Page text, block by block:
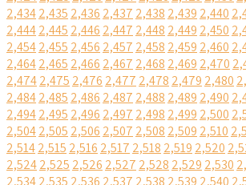
2,4342,435 2,436 2,437 2,438 2,439 2,440
2,4442,445 2,446 2,447 2,448 2,449 2,450
2,4542,455 2,456 2,457 2,458 2,459 2,460
2,4642,465 2,466 2,467 2,468 2,469 2,470
2,4742,475 2,476 2,477 2,478 2,479 2,480
2,4842,485 2,486 2,487 2,488 2,489 2,490
2,4942,495 2,496 2,497 2,498 2,499 2,500
2,5042,505 2,506 2,507 2,508 2,509 2,510
2,5142,515 2,516 2,517 2,518 2,519 2,520
2,5242,525 2,526 2,527 2,528 2,529 2,530